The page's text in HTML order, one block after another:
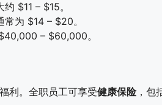
$11 – $15。
常为 $14 – $20。
– $60,000。
利。全职员工可享受健康保险，包